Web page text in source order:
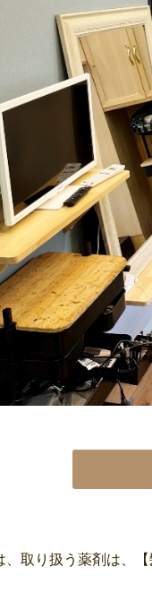
、取り扱う薬剤は、